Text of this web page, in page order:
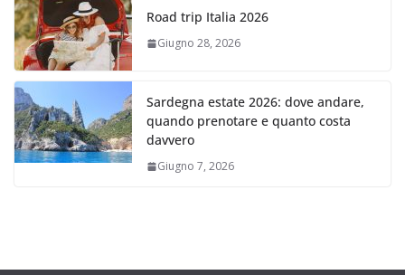
Road trip Italia 2026
Giugno 28, 2026
Sardegna estate 2026: dove andare,
quando prenotare e quanto costa
davvero
Giugno 7, 2026